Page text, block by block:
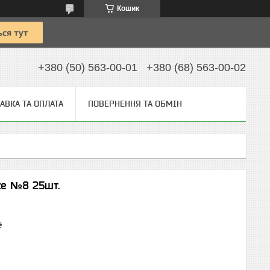
Кошик
+380 (50) 563-00-01 +380 (68) 563-00-02
ТА ОПЛАТА ПОВЕРНЕННЯ ТА ОБМІН
№8 25шт.